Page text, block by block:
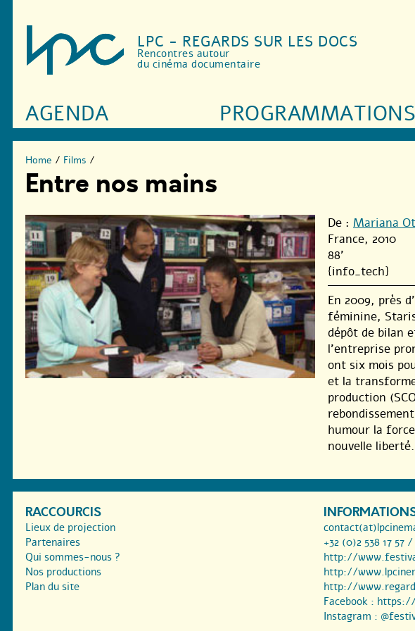
LPC - REGARDS SUR LES DOCS
Rencontres autour
du cinéma documentaire
AGENDA PROGRAMMATIONS
Home / Films /
Entre nos mains
De : Mariana
France, 2010
88'
{info_tech}
En 2009, près
féminine,
dépôt de bilan
l’entreprise
ont six mois
et la
production
humour la
nouvelle liberté.
RACCOURCIS
Lieux de projection
Partenaires
Qui sommes-nous ?
Nos productions
Plan du site
+32 (0)2 538 17 57
http://
http://
http://
Facebook : https://
Instagram :